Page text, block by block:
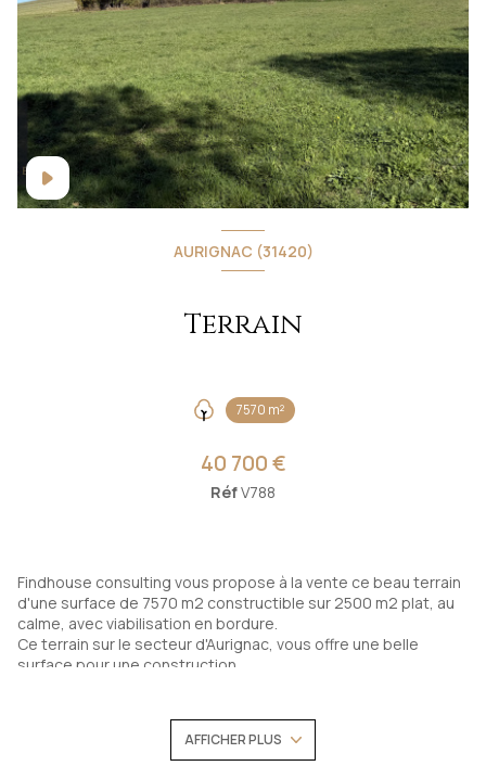
AURIGNAC (31420)
Terrain
7570 m²
40 700 €
RéfV788
Findhouse consulting vous propose à la vente ce beau terrain
d'une surface de 7570 m2 constructible sur 2500 m2 plat, au
calme, avec viabilisation en bordure.
Ce terrain sur le secteur d'Aurignac, vous offre une belle
surface pour une construction.
- CU et PC accordé pour une maison de plain-pied de 105 m2
habitable + terrasse et garage.
AFFICHER PLUS